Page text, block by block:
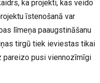
ka projekti, kas veido
īstenošanā var
līmeņa paaugstināšanu
tirgū tiek ieviestas tikai
pareizo pusi viennozīmīgi